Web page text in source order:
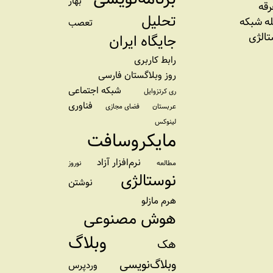
شبکه
تحلیل تعصب
جایگاه ایران
رابط کاربری
روز وبلاگستان فارسی
ری کرتزوایل شبکه اجتماعی
عربستان فضای مجازی فناوری
لینوکس
مایکروسافت
مطالعه نرم‌افزار آزاد نوروز
نوستالژی
نوشتن
هرم مازلو
هوش مصنوعی
هک وبلاگ
وبلاگ‌نویسی وردپرس